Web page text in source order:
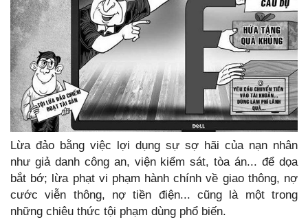
Lừa đảo bằng việc lợi dụng sự sợ hãi của nạn nhân
như giả danh công an, viện kiểm sát, tòa án... để dọa
bắt bớ; lừa phạt vi phạm hành chính về giao thông, nợ
cước viễn thông, nợ tiền điện... cũng là một trong
những chiêu thức tội phạm dùng phổ biến.